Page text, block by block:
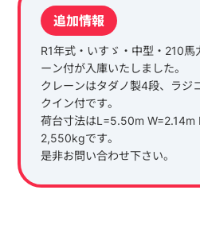
追加情報
R1年式・いすゞ・中型・210
ーン付が入庫いたしました。
クレーンはタダノ製4段、ラジ
クイン付です。
荷台寸法はL=5.50m
2,550kgです。
是非お問い合わせ下さい。